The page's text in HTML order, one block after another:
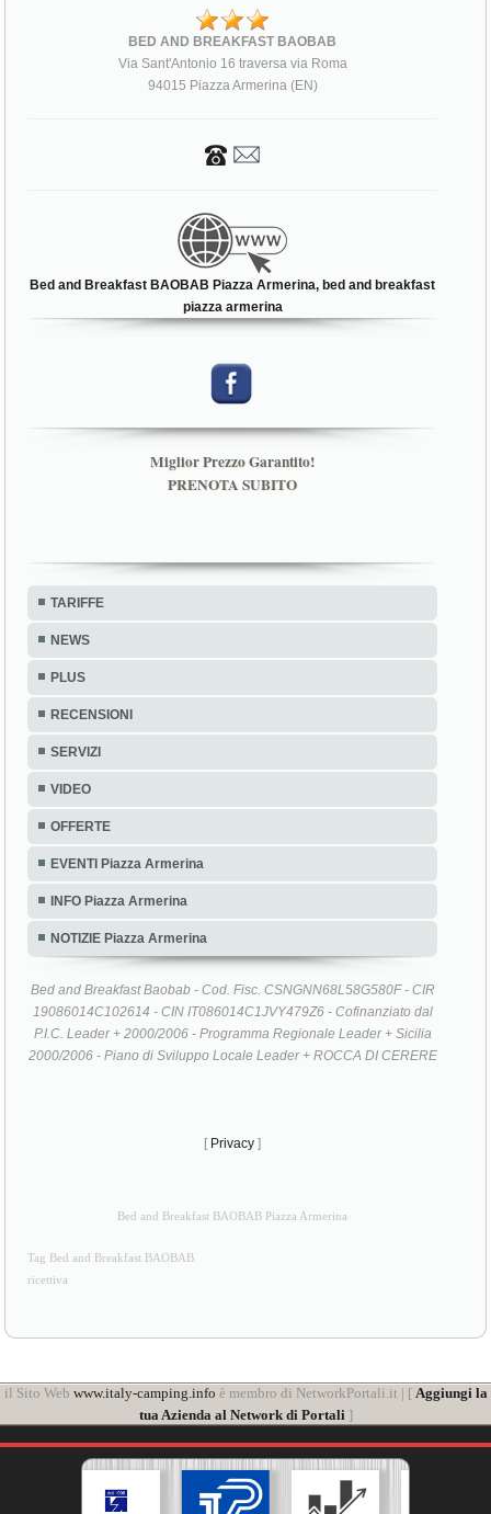
BED AND BREAKFAST BAOBAB
Via Sant'Antonio 16 traversa via Roma
94015 Piazza Armerina (EN)
Bed and Breakfast BAOBAB Piazza Armerina, bed and breakfast
piazza armerina
Miglior Prezzo Garantito!
TARIFFE
NEWS
PLUS
RECENSIONI
SERVIZI
VIDEO
OFFERTE
EVENTI Piazza Armerina
INFO Piazza Armerina
NOTIZIE Piazza Armerina
Bed and Breakfast Baobab - Cod. Fisc. CSNGNN68L58G580F - CIR
P.I.C. Leader + 2000/2006 - Programma Regionale Leader + Sicilia
2000/2006 - Piano di Sviluppo Locale Leader + ROCCA DI CERERE
Tag Bed and Breakfast BAOBAB
tua Azienda al Network di Portali]